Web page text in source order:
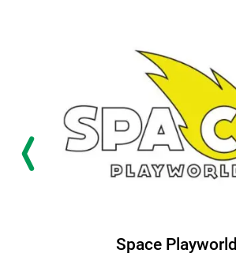
Space Playworld